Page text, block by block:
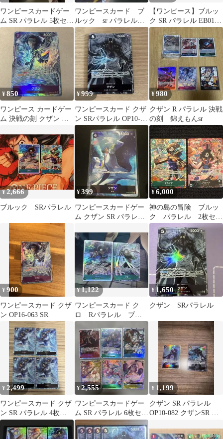
ワンピースカードゲー
ム SR パラレル 5枚セッ
ト
ワンピースカード ブ
ルック sr パラレル
黒
【ワンピース】ブルッ
ク SR パラレル EB01-
046 3枚セット
¥850
ワンピース カードゲー
ム 決戦の刻 クザン パ
¥999
ワンピースカード クザ
ン SRパラレル OP10-
082
¥980
クザン R パラレル 決戦
の刻 錦えもんsr
¥2,666
ブルック SRパラレル
¥399
ワンピースカードゲー
ム クザン SR パラレル
¥6,000
神の島の冒険 ブルッ
ク パラレル 2枚セッ
ト
¥900
ワンピースカード クザ
ン OP16-063 SR
¥1,122
ワンピースカード ク
ロ Rパラレル ブル
ック SR
¥ 1,650
クザン SRパラレル
¥2,499
ワンピースカード クザ
ン SR パラレル 4枚
op02 頂上決戦
¥2,555
ワンピースカードゲー
ム SR パラレル 6枚セッ
ト
¥ 1,199
クザン SR パラレル
OP10-082 クザンSR ク